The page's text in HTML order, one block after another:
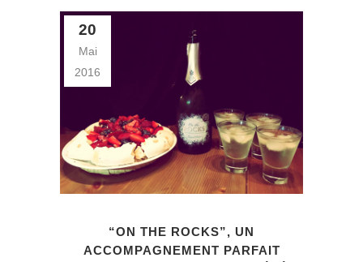
20
Mai
2016
“ON THE ROCKS”, UN
ACCOMPAGNEMENT PARFAIT